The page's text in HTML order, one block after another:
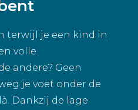
terwijl je een kind in
volle
andere? Geen
je voet onder de
Dankzij de lage